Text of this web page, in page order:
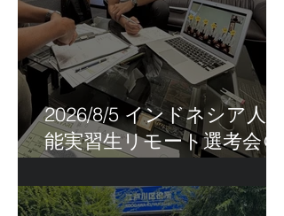
2026/8/5 インドネシア人技
能実習生リモート選考会＠